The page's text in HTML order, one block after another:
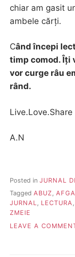
chiar am gasit
ambele cărți.
Când începi
timp comod. Îți
vor curge râu
rând.
Live.Love.Share
A.N
Posted in JURNAL
Tagged ABUZ,
JURNAL, LECTURA,
ZMEIE
LEAVE A